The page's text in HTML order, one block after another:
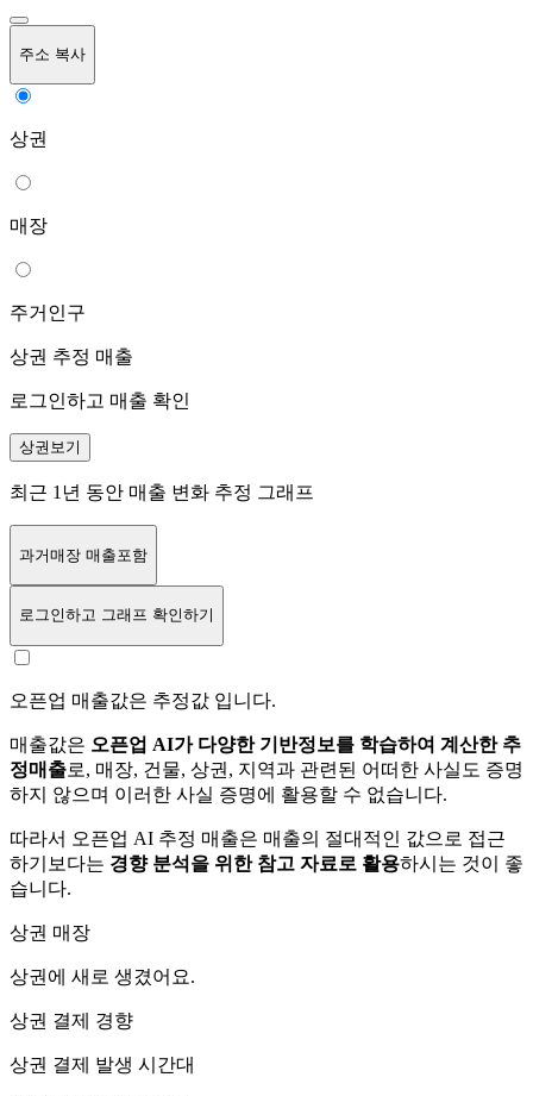
주소 복사
상권
매장
주거인구
상권 추정 매출
로그인하고 매출 확인
상권보기
최근 1년 동안 매출 변화 추정 그래프
과거매장 매출포함
로그인하고 그래프 확인하기
오픈업 매출값은 추정값 입니다.
매출값은 오픈업 AI가 다양한 기반정보를 학습하여 계산한 추
정매출로, 매장, 건물, 상권, 지역과 관련된 어떠한 사실도 증명
하지 않으며 이러한 사실 증명에 활용할 수 없습니다.
따라서 오픈업 AI 추정 매출은 매출의 절대적인 값으로 접근
하기보다는 경향 분석을 위한 참고 자료로 활용하시는 것이 좋
습니다.
상권 매장
상권에 새로 생겼어요.
상권 결제 경향
상권 결제 발생 시간대